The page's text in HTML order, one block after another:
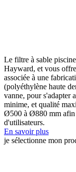
Le filtre à sable
Hayward, et vous
associée à une
(polyéthylène haute
vanne, pour s'adapter
minime, et qualité
Ø500 à Ø880 mm afin
d'utilisateurs.
En savoir plus
je sélectionne mon